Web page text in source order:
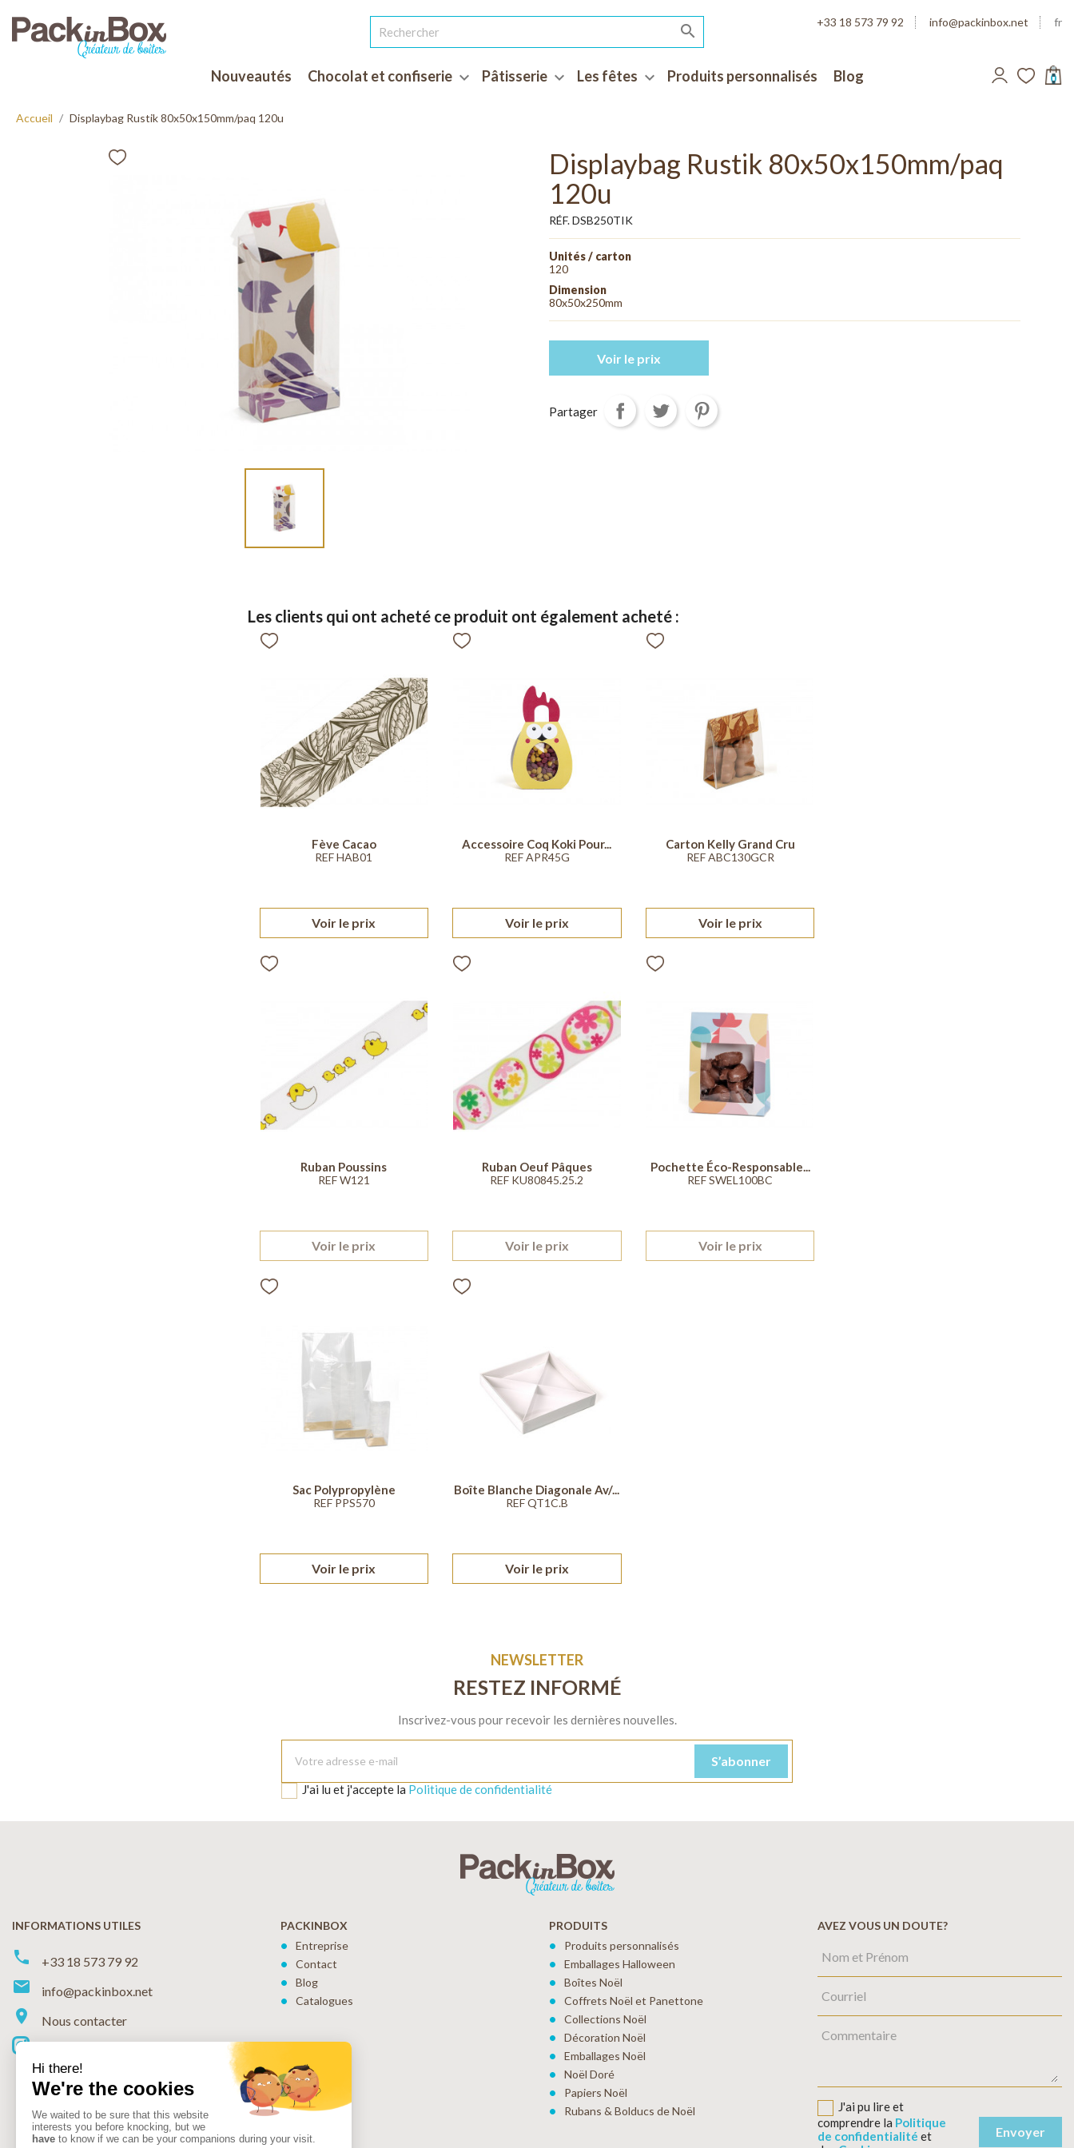
 +33 18 573 79 92 info@packinbox.net fr
Nouveautés Chocolat et confiserie expand_more Pâtisserie expand_more Les fêtes expand_more Produits personnalisés Blog 0
Accueil Displaybag Rustik 80x50x150mm/paq 120u
Displaybag Rustik 80x50x150mm/paq
120u
RÉF. DSB250TIK
Unités / carton
120
Dimension
80x50x250mm
Voir le prix
Partager
Les clients qui ont acheté ce produit ont également acheté :
Fève Cacao
REF HAB01
Voir le prix
Accessoire Coq Koki Pour...
REF APR45G
Voir le prix
Carton Kelly Grand Cru
REF ABC130GCR
Voir le prix
Ruban Poussins
REF W121
Voir le prix
Ruban Oeuf Pâques
REF KU80845.25.2
Voir le prix
Pochette Éco-Responsable...
REF SWEL100BC
Voir le prix
Sac Polypropylène
REF PPS570
Voir le prix
Boîte Blanche Diagonale Av/...
REF QT1C.B
Voir le prix
NEWSLETTER
RESTEZ INFORMÉ
Inscrivez-vous pour recevoir les dernières nouvelles.
J'ai lu et j'accepte la Politique de confidentialité
INFORMATIONS UTILES
phone +33 18 573 79 92
markunread info@packinbox.net
location_on
Nous contacter
PACKINBOX
Entreprise
Contact
Blog
Catalogues
PRODUITS
Produits personnalisés
Emballages Halloween
Boîtes Noël
Coffrets Noël et Panettone
Collections Noël
Décoration Noël
Emballages Noël
Noël Doré
Papiers Noël
Rubans & Bolducs de Noël
AVEZ VOUS UN DOUTE?
J'ai pu lire et
comprendre la Politique
de confidentialité et